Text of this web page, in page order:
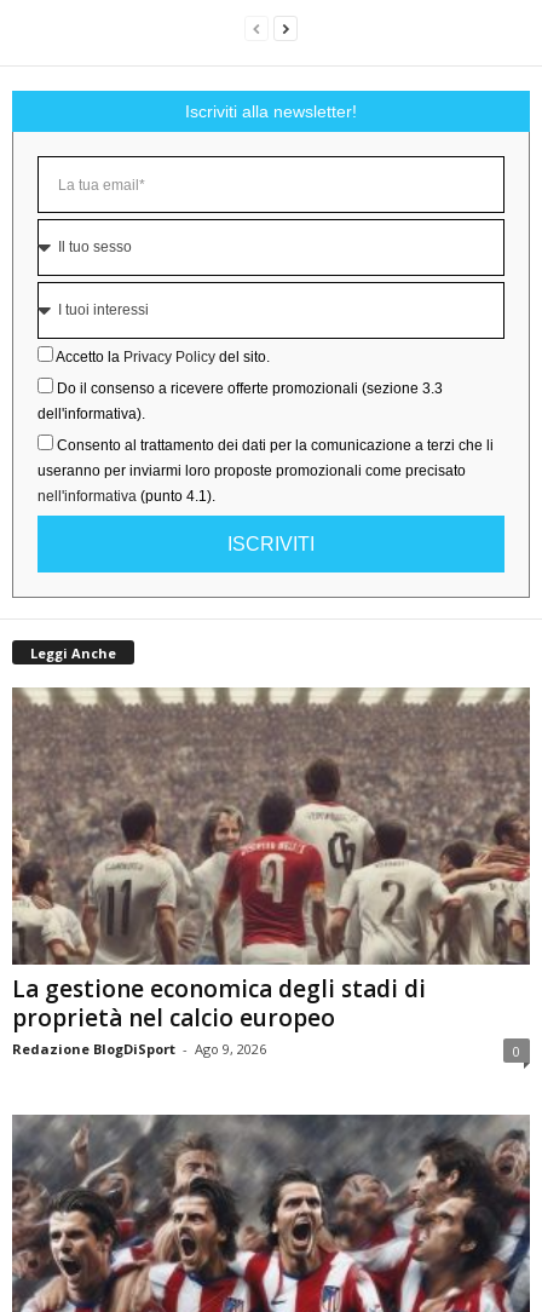
Iscriviti alla newsletter!
Accetto la Privacy Policy del sito.
Do il consenso a ricevere offerte promozionali (sezione 3.3
dell'informativa).
Consento al trattamento dei dati per la comunicazione a terzi che li
useranno per inviarmi loro proposte promozionali come precisato
nell'informativa (punto 4.1).
ISCRIVITI
Leggi Anche
La gestione economica degli stadi di
proprietà nel calcio europeo
Redazione BlogDiSport - Ago 9, 2026 0